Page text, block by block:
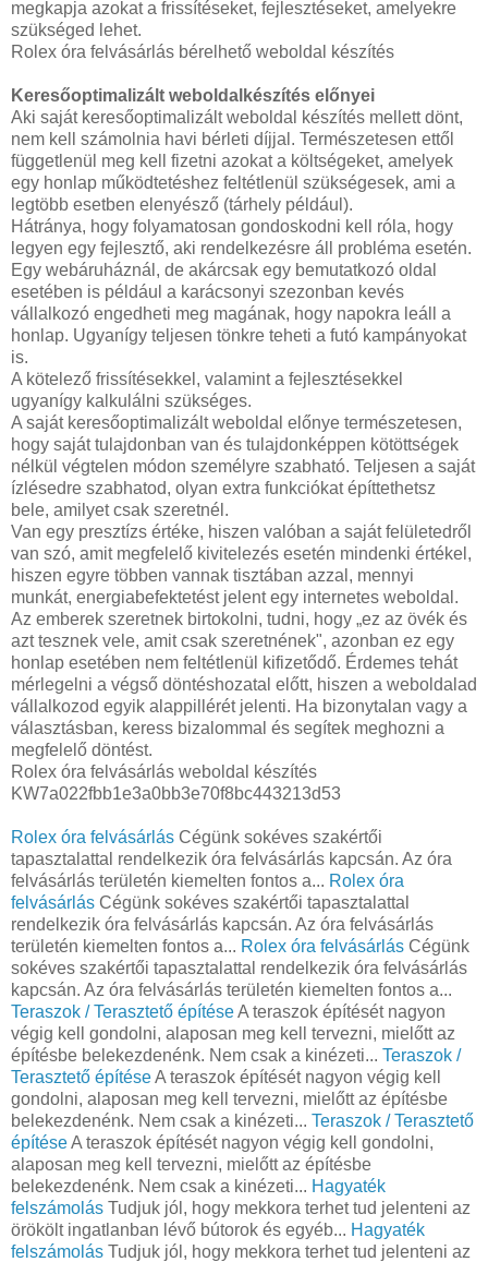
megkapja azokat a frissítéseket, fejlesztéseket, amelyekre
szükséged lehet.
Rolex óra felvásárlás bérelhető weboldal készítés
Keresőoptimalizált weboldalkészítés előnyei
Aki saját keresőoptimalizált weboldal készítés mellett dönt,
nem kell számolnia havi bérleti díjjal. Természetesen ettől
függetlenül meg kell fizetni azokat a költségeket, amelyek
egy honlap működtetéshez feltétlenül szükségesek, ami a
legtöbb esetben elenyésző (tárhely például).
Hátránya, hogy folyamatosan gondoskodni kell róla, hogy
legyen egy fejlesztő, aki rendelkezésre áll probléma esetén.
Egy webáruháznál, de akárcsak egy bemutatkozó oldal
esetében is például a karácsonyi szezonban kevés
vállalkozó engedheti meg magának, hogy napokra leáll a
honlap. Ugyanígy teljesen tönkre teheti a futó kampányokat
is.
A kötelező frissítésekkel, valamint a fejlesztésekkel
ugyanígy kalkulálni szükséges.
A saját keresőoptimalizált weboldal előnye természetesen,
hogy saját tulajdonban van és tulajdonképpen kötöttségek
nélkül végtelen módon személyre szabható. Teljesen a saját
ízlésedre szabhatod, olyan extra funkciókat építtethetsz
bele, amilyet csak szeretnél.
Van egy presztízs értéke, hiszen valóban a saját felületedről
van szó, amit megfelelő kivitelezés esetén mindenki értékel,
hiszen egyre többen vannak tisztában azzal, mennyi
munkát, energiabefektetést jelent egy internetes weboldal.
Az emberek szeretnek birtokolni, tudni, hogy „ez az övék és
azt tesznek vele, amit csak szeretnének", azonban ez egy
honlap esetében nem feltétlenül kifizetődő. Érdemes tehát
mérlegelni a végső döntéshozatal előtt, hiszen a weboldalad
vállalkozod egyik alappillérét jelenti. Ha bizonytalan vagy a
választásban, keress bizalommal és segítek meghozni a
megfelelő döntést.
Rolex óra felvásárlás weboldal készítés
KW7a022fbb1e3a0bb3e70f8bc443213d53
Rolex óra felvásárlás Cégünk sokéves szakértői
tapasztalattal rendelkezik óra felvásárlás kapcsán. Az óra
felvásárlás területén kiemelten fontos a... Rolex óra
felvásárlás Cégünk sokéves szakértői tapasztalattal
rendelkezik óra felvásárlás kapcsán. Az óra felvásárlás
területén kiemelten fontos a... Rolex óra felvásárlás Cégünk
sokéves szakértői tapasztalattal rendelkezik óra felvásárlás
kapcsán. Az óra felvásárlás területén kiemelten fontos a...
Teraszok / Terasztető építéseA teraszok építését nagyon
végig kell gondolni, alaposan meg kell tervezni, mielőtt az
építésbe belekezdenénk. Nem csak a kinézeti... Teraszok /
Terasztető építéseA teraszok építését nagyon végig kell
gondolni, alaposan meg kell tervezni, mielőtt az építésbe
belekezdenénk. Nem csak a kinézeti... Teraszok / Terasztető
építéseA teraszok építését nagyon végig kell gondolni,
alaposan meg kell tervezni, mielőtt az építésbe
belekezdenénk. Nem csak a kinézeti... Hagyaték
felszámolás Tudjuk jól, hogy mekkora terhet tud jelenteni az
örökölt ingatlanban lévő bútorok és egyéb... Hagyaték
felszámolás Tudjuk jól, hogy mekkora terhet tud jelenteni az